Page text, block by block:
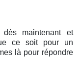
dès maintenant et
ce soit pour un
là pour répondre